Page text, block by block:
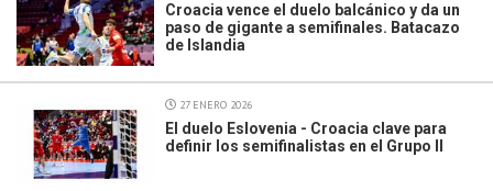
Croacia vence el duelo balcánico y da un
paso de gigante a semifinales. Batacazo
de Islandia
27 ENERO 2026
El duelo Eslovenia - Croacia clave para
definir los semifinalistas en el Grupo II